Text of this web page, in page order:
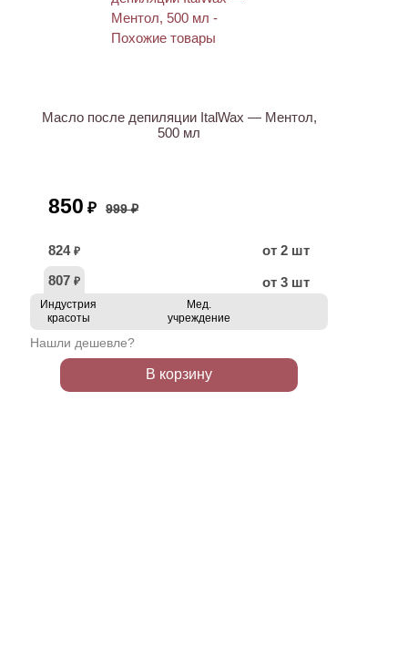
Масло после депиляции ItalWax — Ментол,
500 мл
850 ₽ 999 ₽
824 ₽
от 2 шт
807 ₽ от 3 шт
Индустрия
красоты
Мед.
учреждение
Нашли дешевле?
В корзину